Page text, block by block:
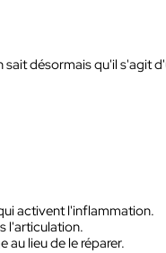
désormais qu'il s'agit
activent l'inflammation.
l'articulation.
lieu de le réparer.